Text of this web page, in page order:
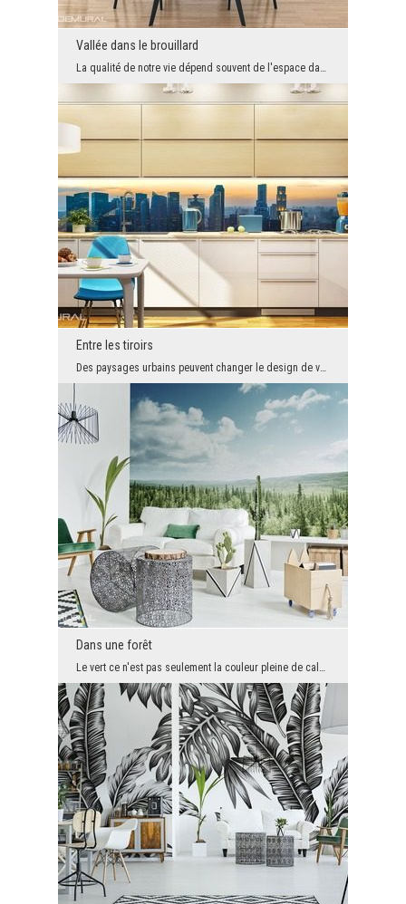
Vallée dans le brouillard
La qualité de notre vie dépend souvent de l'espace dans laquelle nous nous trouvons dans la vie d...
Entre les tiroirs
Des paysages urbains peuvent changer le design de votre maison. Chaque endroit au monde est excep...
Dans une forêt
Le vert ce n'est pas seulement la couleur pleine de calme. C'est aussi le symbole de la nature qu...